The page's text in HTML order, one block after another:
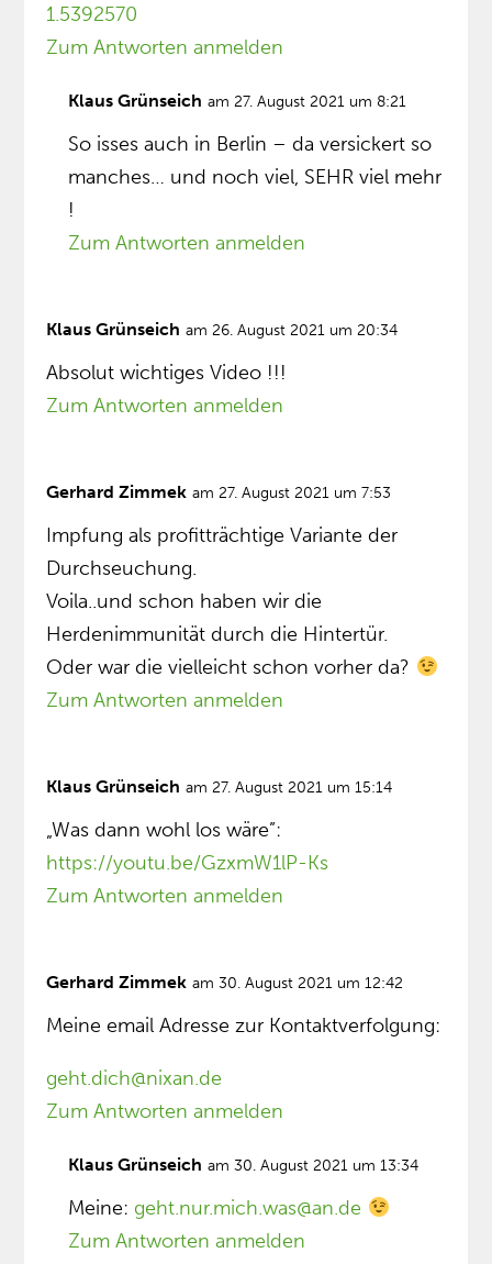
1.5392570
Zum Antworten anmelden
Klaus Grünseich am 27. August 2021 um 8:21
So isses auch in Berlin – da versickert so
manches… und noch viel, SEHR viel mehr
!
Zum Antworten anmelden
Klaus Grünseich am 26. August 2021 um 20:34
Absolut wichtiges Video !!!
Zum Antworten anmelden
Gerhard Zimmek am 27. August 2021 um 7:53
Impfung als profitträchtige Variante der
Durchseuchung.
Voila..und schon haben wir die
Herdenimmunität durch die Hintertür.
Oder war die vielleicht schon vorher da?
Zum Antworten anmelden
Klaus Grünseich am 27. August 2021 um 15:14
„Was dann wohl los wäre”:
https://youtu.be/GzxmW1lP-Ks
Zum Antworten anmelden
Gerhard Zimmek am 30. August 2021 um 12:42
Meine email Adresse zur Kontaktverfolgung:
geht.dich@nixan.de
Zum Antworten anmelden
Klaus Grünseich am 30. August 2021 um 13:34
Meine: geht.nur.mich.was@an.de
Zum Antworten anmelden